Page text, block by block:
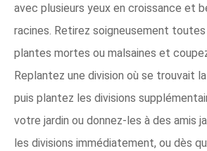
avec plusieurs yeux en croissance et
racines. Retirez soigneusement
plantes mortes ou malsaines et
Replantez une division où se trouvait
puis plantez les divisions
votre jardin ou donnez-les à des amis
les divisions immédiatement, ou dès